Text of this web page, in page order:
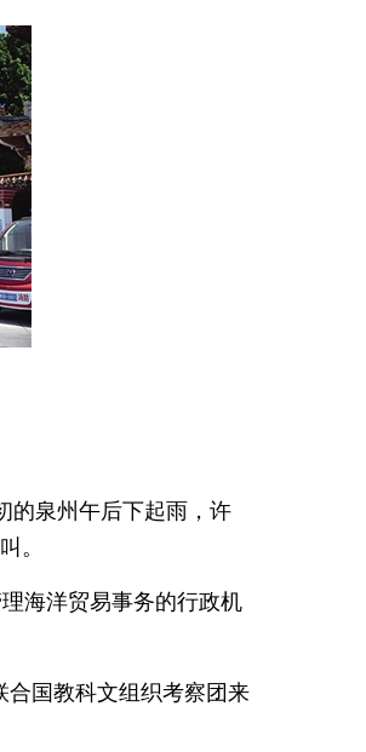
的泉州午后下起雨，许
。
海洋贸易事务的行政机
合国教科文组织考察团来